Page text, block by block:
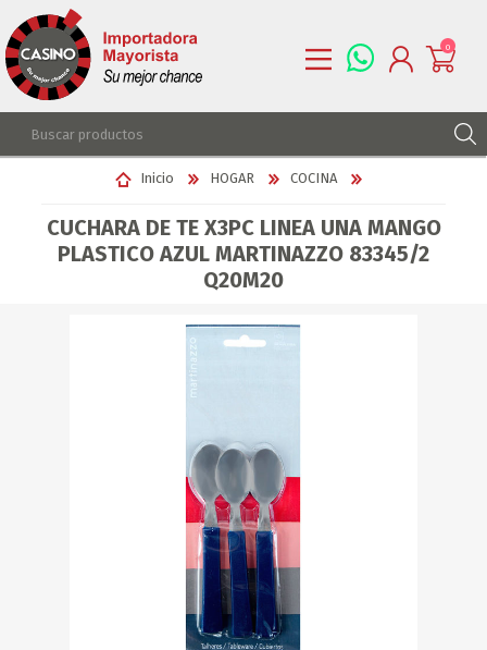
REGISTRARSE
LISTA DE DESEOS
0
Inicio HOGAR COCINA
CUCHARA DE TE X3PC LINEA UNA MANGO
PLASTICO AZUL MARTINAZZO 83345/2
Q20M20